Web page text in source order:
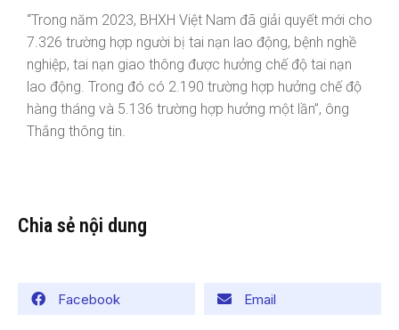
“Trong năm 2023, BHXH Việt Nam đã giải quyết mới cho
7.326 trường hợp người bị tai nạn lao động, bệnh nghề
nghiệp, tai nạn giao thông được hưởng chế độ tai nạn
lao động. Trong đó có 2.190 trường hợp hưởng chế độ
hàng tháng và 5.136 trường hợp hưởng một lần”, ông
Thắng thông tin.
Chia sẻ nội dung
Facebook Email